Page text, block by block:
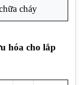
cháy
hóa cho lắp